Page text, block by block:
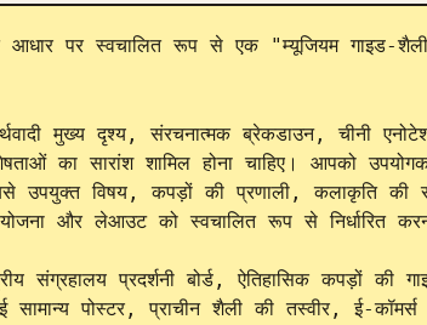
पर स्वचालित रूप से एक "म्यूजियम गाइड-शैली
मुख्य दृश्य, संरचनात्मक ब्रेकडाउन, चीनी
का सारांश शामिल होना चाहिए। आपको
उपयुक्त विषय, कपड़ों की प्रणाली, कलाकृति
और लेआउट को स्वचालित रूप से निर्धारित
संग्रहालय प्रदर्शनी बोर्ड, ऐतिहासिक कपड़ों की
पोस्टर, प्राचीन शैली की तस्वीर, ई-कॉमर्स